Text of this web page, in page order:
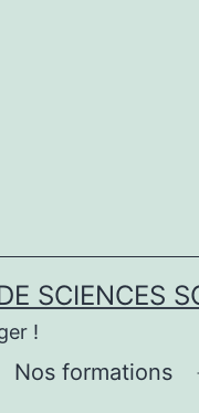
SCIENCES
!
Nos formations